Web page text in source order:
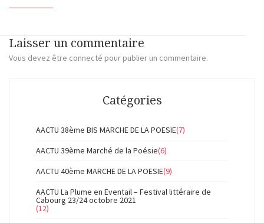
Laisser un commentaire
Vous devez être connecté pour publier un commentaire.
Catégories
AACTU 38ème BIS MARCHE DE LA POESIE(7)
AACTU 39ème Marché de la Poésie(6)
AACTU 40ème MARCHE DE LA POESIE(9)
AACTU La Plume en Eventail – Festival littéraire de
Cabourg 23/24 octobre 2021
(12)